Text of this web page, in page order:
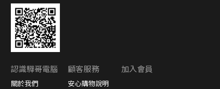
認識驊哥電腦
關於我們
顧客服務
安心購物說明
加入會員